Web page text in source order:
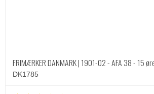
FRIMÆRKER DANMARK | 1901-02 - AFA 38 - 15
DK1785